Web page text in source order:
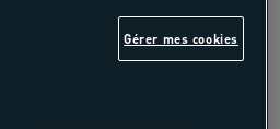
Gérer mes cookies